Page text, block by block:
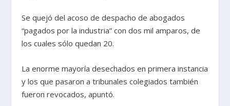
Se quejó del acoso de despacho de abogados
“pagados por la industria” con dos mil amparos, de
los cuales sólo quedan 20.
La enorme mayoría desechados en primera instancia
y los que pasaron a tribunales colegiados también
fueron revocados, apuntó.